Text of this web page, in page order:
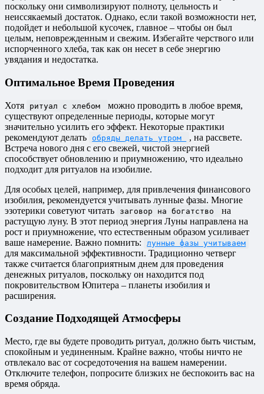
поскольку они символизируют полноту, цельность и
неиссякаемый достаток. Однако, если такой возможности нет,
подойдет и небольшой кусочек, главное – чтобы он был
целым, неповрежденным и свежим. Избегайте черствого или
испорченного хлеба, так как он несет в себе энергию
увядания и недостатка.
Оптимальное Время Проведения
Хотя ритуал с хлебом
можно проводить в любое время,
существуют определенные периоды, которые могут
значительно усилить его эффект. Некоторые практики
рекомендуют делать
обряды делать утром
, на рассвете.
Встреча нового дня с его свежей, чистой энергией
способствует обновлению и приумножению, что идеально
подходит для ритуалов на изобилие.
Для особых целей, например, для привлечения финансового
изобилия, рекомендуется учитывать лунные фазы. Многие
эзотерики советуют читать
заговор на богатство
на
растущую луну. В этот период энергия Луны направлена на
рост и приумножение, что естественным образом усиливает
ваше намерение. Важно помнить:
лунные фазы учитываем
для максимальной эффективности. Традиционно четверг
также считается благоприятным днем для проведения
денежных ритуалов, поскольку он находится под
покровительством Юпитера – планеты изобилия и
расширения.
Создание Подходящей Атмосферы
Место, где вы будете проводить ритуал, должно быть чистым,
спокойным и уединенным. Крайне важно, чтобы ничто не
отвлекало вас от сосредоточения на вашем намерении.
Отключите телефон, попросите близких не беспокоить вас на
время обряда.